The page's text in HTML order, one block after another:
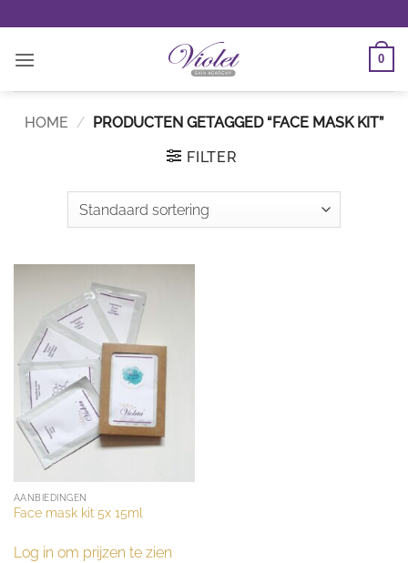
naar
inhoud
0
HOME / PRODUCTEN GETAGGED “FACE MASK KIT”
FILTER
AANBIEDINGEN
Face mask kit 5x 15ml
Log in om prijzen te zien